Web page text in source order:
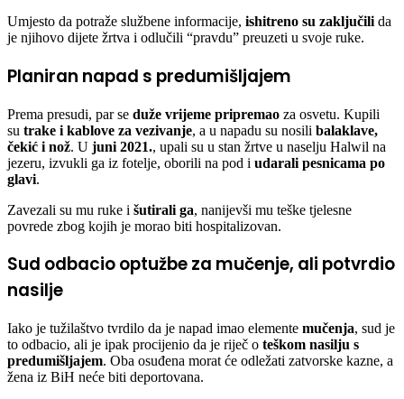
Umjesto da potraže službene informacije, ishitreno su zaključili da
je njihovo dijete žrtva i odlučili “pravdu” preuzeti u svoje ruke.
Planiran napad s predumišljajem
Prema presudi, par se duže vrijeme pripremao za osvetu. Kupili
su trake i kablove za vezivanje, a u napadu su nosili balaklave,
čekić i nož. U juni 2021., upali su u stan žrtve u naselju Halwil na
jezeru, izvukli ga iz fotelje, oborili na pod i udarali pesnicama po
glavi.
Zavezali su mu ruke i šutirali ga, nanijevši mu teške tjelesne
povrede zbog kojih je morao biti hospitalizovan.
Sud odbacio optužbe za mučenje, ali potvrdio
nasilje
Iako je tužilaštvo tvrdilo da je napad imao elemente mučenja, sud je
to odbacio, ali je ipak procijenio da je riječ o teškom nasilju s
predumišljajem. Oba osuđena morat će odležati zatvorske kazne, a
žena iz BiH neće biti deportovana.